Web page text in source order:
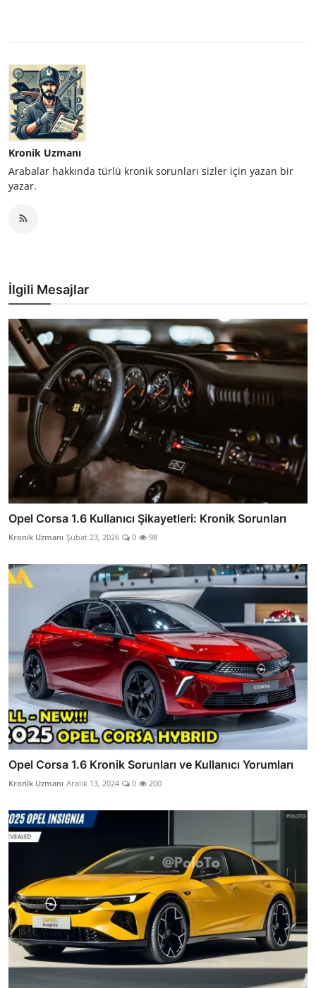
Kronik Uzmanı
Arabalar hakkında türlü kronik sorunları sizler için yazan bir
yazar.
İlgili Mesajlar
Opel Corsa 1.6 Kullanıcı Şikayetleri: Kronik Sorunları
Kronik Uzmanı Şubat 23, 2026 0 98
Opel Corsa 1.6 Kronik Sorunları ve Kullanıcı Yorumları
Kronik Uzmanı Aralık 13, 2024 0 200